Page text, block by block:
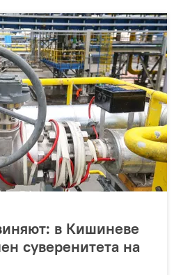
в Кишиневе
суверенитета на